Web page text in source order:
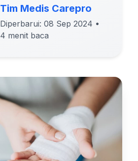
Tim Medis Carepro
Diperbarui: 08 Sep 2024 •
4 menit baca